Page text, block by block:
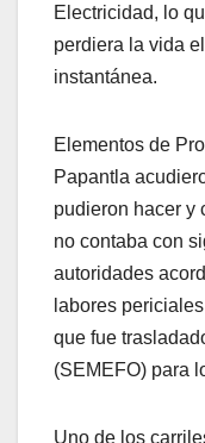
Electricidad, lo
perdiera la vida
instantánea.
Elementos de
Papantla
pudieron hacer y
no contaba con
autoridades
labores
que fue
(SEMEFO) para
Uno de los